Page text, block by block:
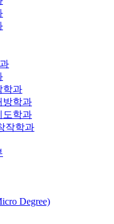
학과
방학과
도학과
작학과
Degree)